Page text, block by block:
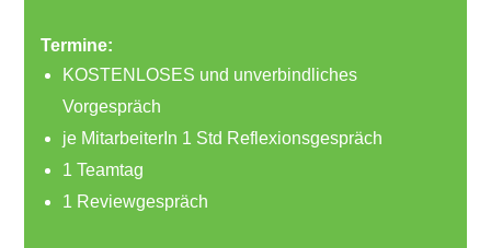
Termine:
KOSTENLOSES und unverbindliches
Vorgespräch
je MitarbeiterIn 1 Std Reflexionsgespräch
1 Teamtag
1 Reviewgespräch